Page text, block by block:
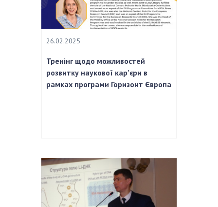
26.02.2025
Тренінг щодо можливостей
розвитку наукової кар'єри в
рамках програми Горизонт Європа